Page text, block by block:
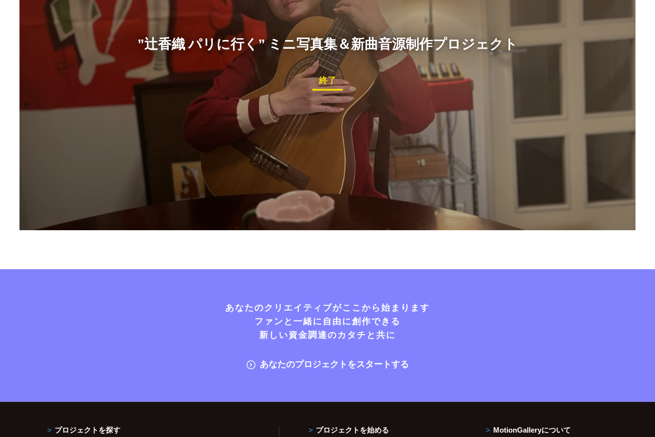
”辻香織 パリに行く” ミニ写真集＆新曲音源制作プロジェクト
終了
あなたのクリエイティブがここから始まります
ファンと一緒に自由に創作できる
新しい資金調達のカタチと共に
あなたのプロジェクトをスタートする
プロジェクトを探す プロジェクトを始める MotionGalleryについて